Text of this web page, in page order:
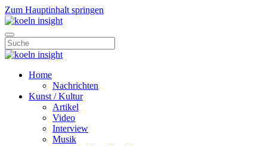
Zum Hauptinhalt springen
Home
Nachrichten
Kunst / Kultur
Artikel
Video
Interview
Musik